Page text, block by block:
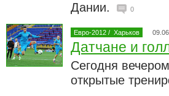
Дании.
0
Евро-2012 / Харьков
Датчане и
Сегодня
открытые